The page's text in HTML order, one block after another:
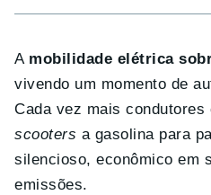
A mobilidade elétrica
vivendo um momento de
Cada vez mais
scooters a gasolina para
silencioso, econômico em
emissões.